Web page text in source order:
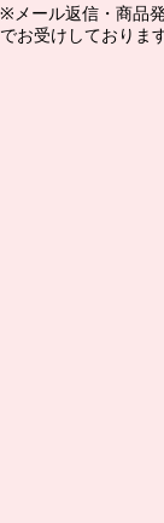
※メール返信・商品
でお受けしております